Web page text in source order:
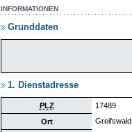
INFORMATIONEN
Grunddaten
1. Dienstadresse
PLZ 17489
Ort
Greifswald